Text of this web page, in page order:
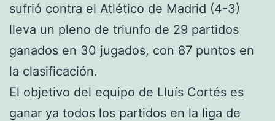
sufrió contra el Atlético de Madrid (4-3)
lleva un pleno de triunfo de 29 partidos
ganados en 30 jugados, con 87 puntos en
la clasificación.
El objetivo del equipo de Lluís Cortés es
ganar ya todos los partidos en la liga de